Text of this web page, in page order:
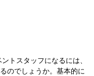
トスタッフになるには、
のでしょうか。基本的に